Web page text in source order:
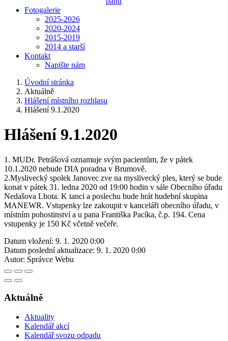
Fotogalerie
2025-2026
2020-2024
2015-2019
2014 a starší
Kontakt
Napište nám
Úvodní stránka
Aktuálně
Hlášení místního rozhlasu
Hlášení 9.1.2020
Hlášení 9.1.2020
1. MUDr. Petrášová oznamuje svým pacientům, že v pátek
10.1.2020 nebude DIA poradna v Brumově.
2.Myslivecký spolek Janovec zve na myslivecký ples, který se bude
konat v pátek 31. ledna 2020 od 19:00 hodin v sále Obecního úřadu
Nedašova Lhota. K tanci a poslechu bude hrát hudební skupina
MANEWR. Vstupenky lze zakoupit v kanceláři obecního úřadu, v
místním pohostinství a u pana Františka Pacíka, č.p. 194. Cena
vstupenky je 150 Kč včetně večeře.
Datum vložení: 9. 1. 2020 0:00
Datum poslední aktualizace: 9. 1. 2020 0:00
Autor: Správce Webu
Aktuálně
Aktuality
Kalendář akcí
Kalendář svozu odpadu